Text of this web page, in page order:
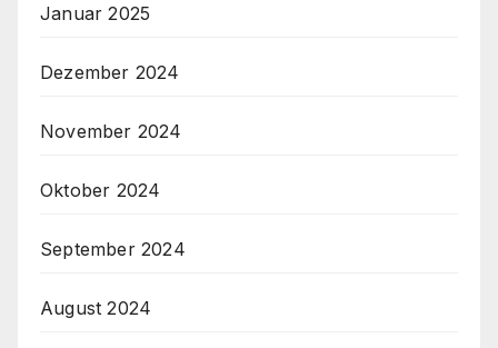
Januar 2025
Dezember 2024
November 2024
Oktober 2024
September 2024
August 2024